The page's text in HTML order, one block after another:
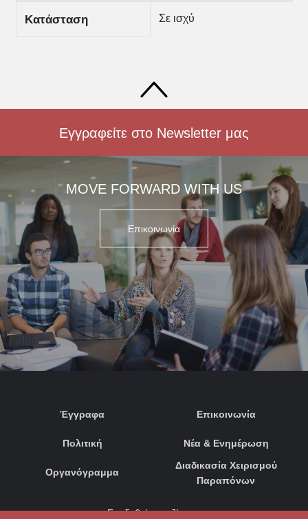
Κατάσταση Σε ισχύ
Εγγραφείτε στο Newsletter μας
MOVE FORWARD WITH US
Επικοινωνία
Έγγραφα
Πολιτική
Οργανόγραμμα
Επικοινωνία
Νέα & Ενημέρωση
Διαδικασία Χειρισμού
Παραπόνων
Συνδεθείτε μαζί μας: